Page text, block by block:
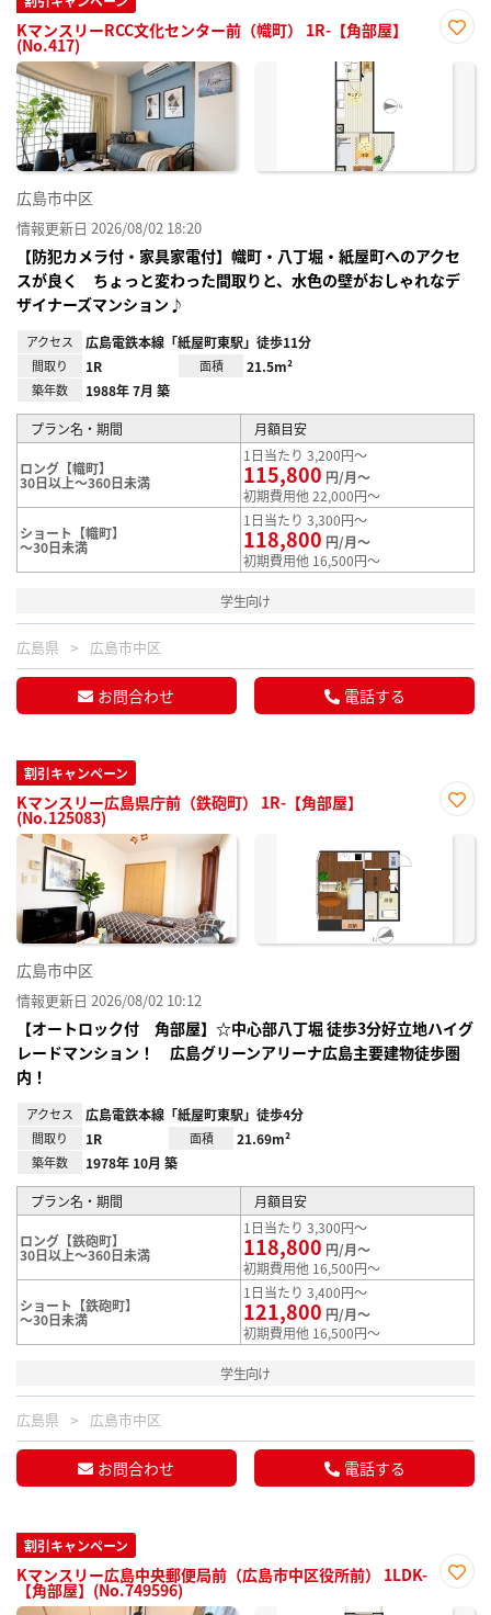
KマンスリーRCC文化センター前（幟町） 1R-【角部屋】
(No.417)
に入
広島市中区
情報更新日 2026/08/02 18:20
【防犯カメラ付・家具家電付】幟町・八丁堀・紙屋町へのアクセ
スが良く ちょっと変わった間取りと、水色の壁がおしゃれなデ
ザイナーズマンション♪
アクセス 広島電鉄本線「紙屋町東駅」徒歩11分
間取り 1R 面積 21.5m²
築年数 1988年 7月 築
プラン名・期間 月額目安
ロング【幟町】
30日以上～360日未満
1日当たり 3,200円～
115,800 円/月～
初期費用他 22,000円～
ショート【幟町】
～30日未満
1日当たり 3,300円～
118,800 円/月～
初期費用他 16,500円～
学生向け
広島県 広島市中区
お問合わせ 電話する
割引キャンペーン
Kマンスリー広島県庁前（鉄砲町） 1R-【角部屋】
(No.125083)
に入
広島市中区
情報更新日 2026/08/02 10:12
【オートロック付 角部屋】☆中心部八丁堀 徒歩3分好立地ハイグ
レードマンション！ 広島グリーンアリーナ広島主要建物徒歩圏
内！
アクセス 広島電鉄本線「紙屋町東駅」徒歩4分
間取り 1R 面積 21.69m²
築年数 1978年 10月 築
プラン名・期間 月額目安
ロング【鉄砲町】
30日以上～360日未満
1日当たり 3,300円～
118,800 円/月～
初期費用他 16,500円～
ショート【鉄砲町】
～30日未満
1日当たり 3,400円～
121,800 円/月～
初期費用他 16,500円～
学生向け
広島県 広島市中区
お問合わせ 電話する
割引キャンペーン
Kマンスリー広島中央郵便局前（広島市中区役所前） 1LDK-
【角部屋】(No.749596)